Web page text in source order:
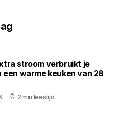
stroom verbruikt je
een warme keuken van 28
2 min leestijd